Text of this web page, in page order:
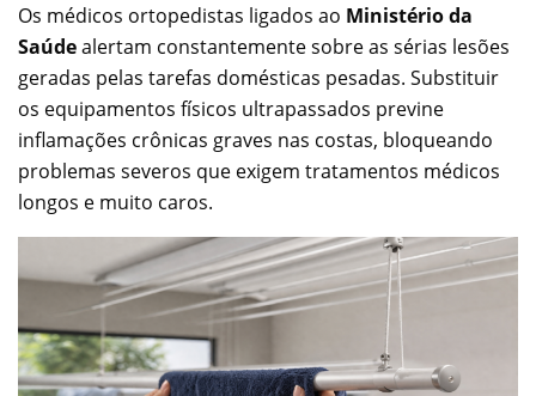
Os médicos ortopedistas ligados ao Ministério da
Saúdealertam constantemente sobre as sérias lesões
geradas pelas tarefas domésticas pesadas. Substituir
os equipamentos físicos ultrapassados previne
inflamações crônicas graves nas costas, bloqueando
problemas severos que exigem tratamentos médicos
longos e muito caros.